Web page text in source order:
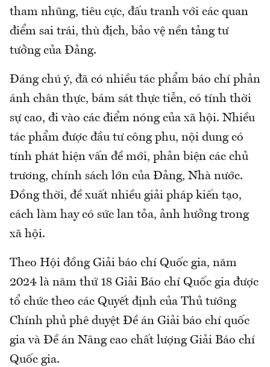
tham nhũng, tiêu cực, đấu tranh với các quan
điểm sai trái, thù địch, bảo vệ nền tảng tư
tưởng của Đảng.
Đáng chú ý, đã có nhiều tác phẩm báo chí phản
ánh chân thực, bám sát thực tiễn, có tính thời
sự cao, đi vào các điểm nóng của xã hội. Nhiều
tác phẩm được đầu tư công phu, nội dung có
tính phát hiện vấn đề mới, phản biện các chủ
trương, chính sách lớn của Đảng, Nhà nước.
Đồng thời, đề xuất nhiều giải pháp kiến tạo,
cách làm hay có sức lan tỏa, ảnh hưởng trong
xã hội.
Theo Hội đồng Giải báo chí Quốc gia, năm
2024 là năm thứ 18 Giải Báo chí Quốc gia được
tổ chức theo các Quyết định của Thủ tướng
Chính phủ phê duyệt Đề án Giải báo chí quốc
gia và Đề án Nâng cao chất lượng Giải Báo chí
Quốc gia.